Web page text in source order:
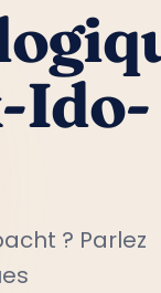
Ido-
? Parlez